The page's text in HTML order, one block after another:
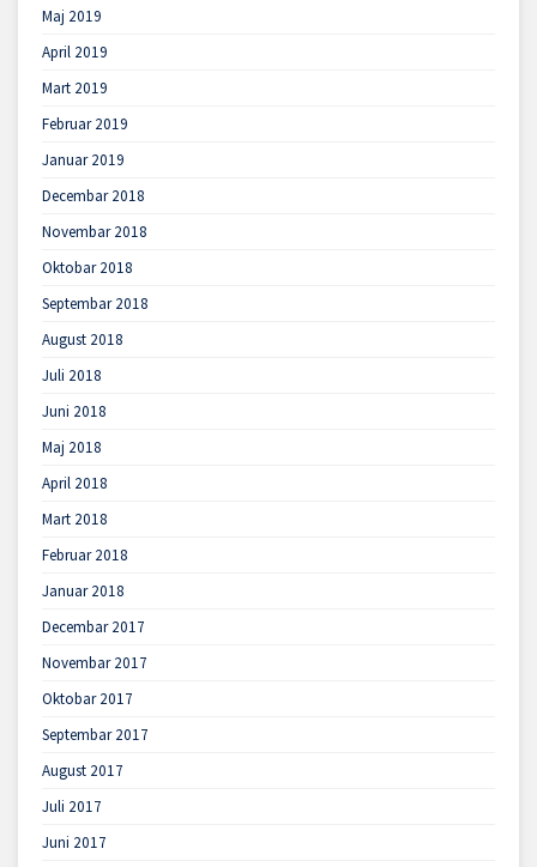
Maj 2019
April 2019
Mart 2019
Februar 2019
Januar 2019
Decembar 2018
Novembar 2018
Oktobar 2018
Septembar 2018
August 2018
Juli 2018
Juni 2018
Maj 2018
April 2018
Mart 2018
Februar 2018
Januar 2018
Decembar 2017
Novembar 2017
Oktobar 2017
Septembar 2017
August 2017
Juli 2017
Juni 2017